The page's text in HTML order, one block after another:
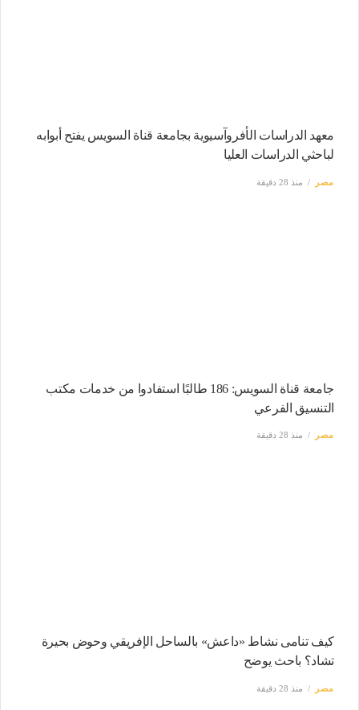
معهد الدراسات الأفروآسيوية بجامعة قناة السويس يفتح أبوابه
لباحثي الدراسات العليا
مصر منذ 28 دقيقة
جامعة قناة السويس: 186 طالبًا استفادوا من خدمات مكتب
التنسيق الفرعي
مصر منذ 28 دقيقة
كيف تنامى نشاط «داعش» بالساحل الإفريقي وحوض بحيرة
تشاد؟ باحث يوضح
مصر منذ 28 دقيقة